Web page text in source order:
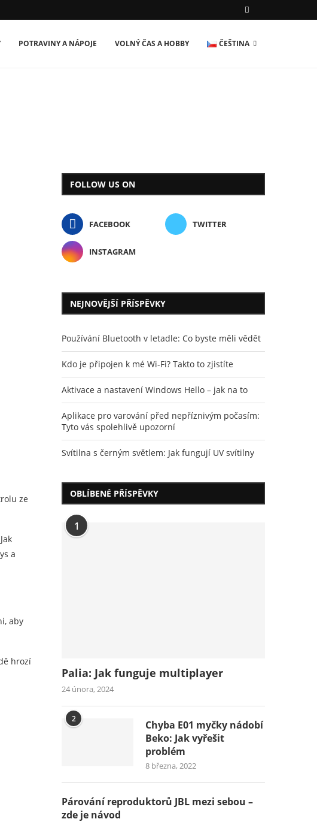
POTRAVINY A NÁPOJE VOLNÝ ČAS A HOBBY ČEŠTINA
ze
a
aby
hrozí
FOLLOW US ON
FACEBOOK TWITTER
INSTAGRAM
NEJNOVĚJŠÍ PŘÍSPĚVKY
Používání Bluetooth v letadle: Co byste měli vědět
Kdo je připojen k mé Wi-Fi? Takto to zjistíte
Aktivace a nastavení Windows Hello – jak na to
Aplikace pro varování před nepříznivým počasím:
Tyto vás spolehlivě upozorní
Svítilna s černým světlem: Jak fungují UV svítilny
OBLÍBENÉ PŘÍSPĚVKY
1
Palia: Jak funguje multiplayer
24 února, 2024
2
Chyba E01 myčky nádobí
Beko: Jak vyřešit
problém
8 března, 2022
Párování reproduktorů JBL mezi sebou –
zde je návod